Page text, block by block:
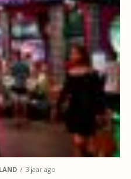
3 jaar ago